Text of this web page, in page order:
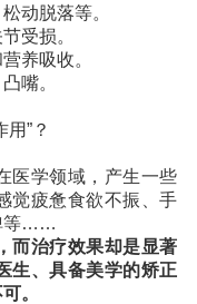
动脱落等。
受损。
养吸收。
嘴。
”？
医学领域，产生一些
觉疲惫食欲不振、手
等……
而治疗效果却是显著
生、具备美学的矫正
。